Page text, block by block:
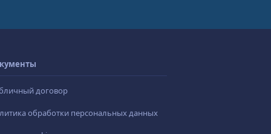
договор
обработки персональных данных